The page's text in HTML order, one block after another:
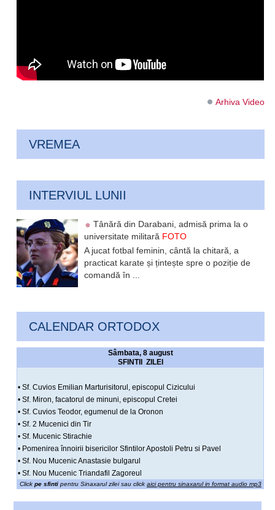
Arhiva Video
VREMEA
INTERVIUL LUNII
Tânără din Darabani, admisă prima la o
universitate militară FOTO
A jucat fotbal feminin, cântă la chitară, a
practicat karate și țintește spre o poziție de
comandă în ...
CALENDAR ORTODOX
Sâmbata, 8 august
SFINTII ZILEI
• Sf. Cuvios Emilian Marturisitorul, episcopul Cizicului
• Sf. Miron, facatorul de minuni, episcopul Cretei
• Sf. Cuvios Teodor, egumenul de la Oronon
• Sf. 2 Mucenici din Tir
• Sf. Mucenic Stirachie
• Pomenirea înnoirii bisericilor Sfintilor Apostoli Petru si Pavel
• Sf. Nou Mucenic Anastasie bulgarul
• Sf. Nou Mucenic Triandafil Zagoreul
Click pe sfintipentru Sinaxarul zilei sau click aici pentru sinaxarul in format audio mp3